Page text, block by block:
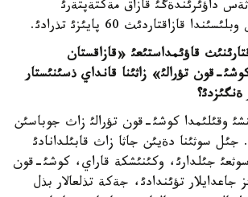
داؤئرئندةگئ قازاق مةكتةپتةرئ
قازاقتاردئث 60 پايئزئ تذرادئ.
قاؤئمداستئعئ «قازاقستان
قون تؤرالئ» زاثئنا قانداي ذسئنئستار
وقئلئمدا كوشئ-قون تؤرالئ زاث جوباسئن
جئل سوثئنا دةيئن جاثا زاث قابئلدانادئ
جئلدارئ، وكئنئشكة قاراي، كوشئ-قون
جاعدايلار تؤئندادئ، جةكة تذلعالار بذل